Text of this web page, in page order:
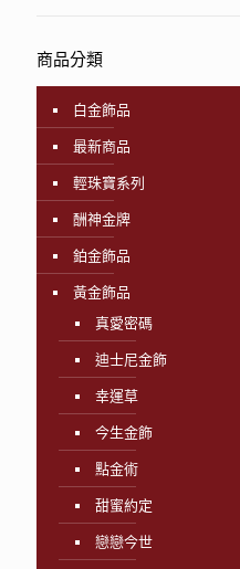
商品分類
白金飾品
最新商品
輕珠寶系列
酬神金牌
鉑金飾品
黃金飾品
真愛密碼
迪士尼金飾
幸運草
今生金飾
點金術
甜蜜約定
戀戀今世